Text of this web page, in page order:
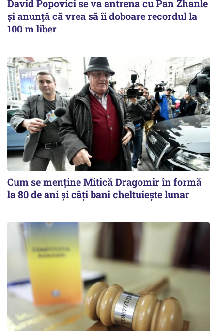
David Popovici se va antrena cu Pan Zhanle
şi anunţă că vrea să îi doboare recordul la
100 m liber
Cum se menține Mitică Dragomir în formă
la 80 de ani și câți bani cheltuiește lunar